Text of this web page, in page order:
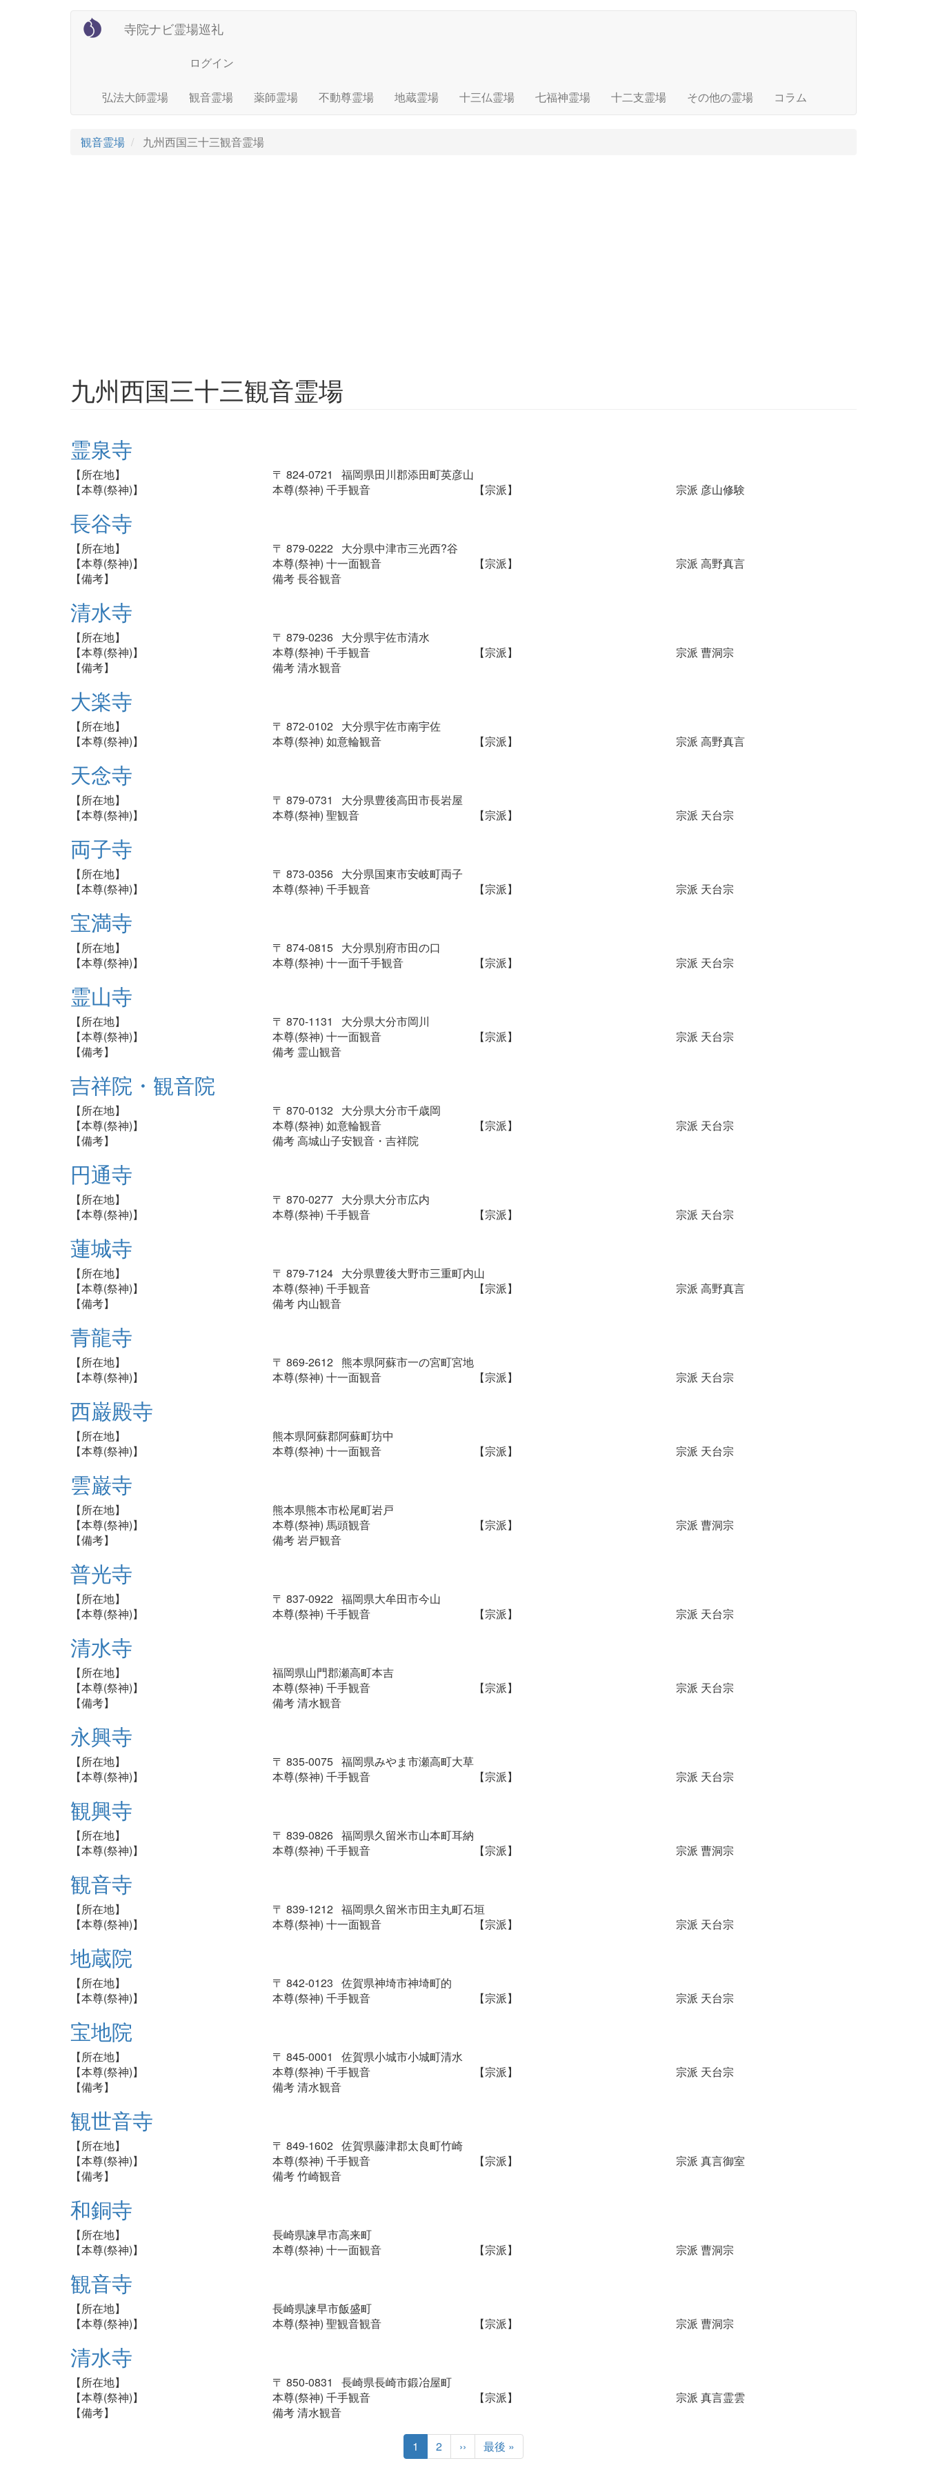
寺院ナビ霊場巡礼
User
account
ログイン
Main
navigation
弘法大師霊場 観音霊場 薬師霊場 不動尊霊場 地蔵霊場 十三仏霊場 七福神霊場 十二支霊場 その他の霊場 コラム
観音霊場 九州西国三十三観音霊場
九州西国三十三観音霊場
霊泉寺
【所在地】
〒 824-0721 福岡県田川郡添田町英彦山
【本尊(祭神)】
本尊(祭神) 千手観音 【宗派】 宗派 彦山修験
長谷寺
【所在地】
〒 879-0222 大分県中津市三光西?谷
【本尊(祭神)】
本尊(祭神) 十一面観音 【宗派】
宗派 高野真言
【備考】
備考 長谷観音
清水寺
【所在地】
〒 879-0236 大分県宇佐市清水
【本尊(祭神)】
本尊(祭神) 千手観音 【宗派】
宗派 曹洞宗
【備考】
備考 清水観音
大楽寺
【所在地】
〒 872-0102 大分県宇佐市南宇佐
【本尊(祭神)】
本尊(祭神) 如意輪観音 【宗派】 宗派 高野真言
天念寺
【所在地】
〒 879-0731 大分県豊後高田市長岩屋
【本尊(祭神)】
本尊(祭神) 聖観音 【宗派】 宗派 天台宗
両子寺
【所在地】
〒 873-0356 大分県国東市安岐町両子
【本尊(祭神)】
本尊(祭神) 千手観音 【宗派】 宗派 天台宗
宝満寺
【所在地】
〒 874-0815 大分県別府市田の口
【本尊(祭神)】
本尊(祭神) 十一面千手観音 【宗派】 宗派 天台宗
霊山寺
【所在地】
〒 870-1131 大分県大分市岡川
【本尊(祭神)】
本尊(祭神) 十一面観音 【宗派】
宗派 天台宗
【備考】
備考 霊山観音
吉祥院・観音院
【所在地】
〒 870-0132 大分県大分市千歳岡
【本尊(祭神)】
本尊(祭神) 如意輪観音 【宗派】
宗派 天台宗
【備考】
備考 高城山子安観音・吉祥院
円通寺
【所在地】
〒 870-0277 大分県大分市広内
【本尊(祭神)】
本尊(祭神) 千手観音 【宗派】 宗派 天台宗
蓮城寺
【所在地】
〒 879-7124 大分県豊後大野市三重町内山
【本尊(祭神)】
本尊(祭神) 千手観音 【宗派】
宗派 高野真言
【備考】
備考 内山観音
青龍寺
【所在地】
〒 869-2612 熊本県阿蘇市一の宮町宮地
【本尊(祭神)】
本尊(祭神) 十一面観音 【宗派】 宗派 天台宗
西巌殿寺
【所在地】
熊本県阿蘇郡阿蘇町坊中
【本尊(祭神)】
本尊(祭神) 十一面観音 【宗派】 宗派 天台宗
雲巌寺
【所在地】
熊本県熊本市松尾町岩戸
【本尊(祭神)】
本尊(祭神) 馬頭観音 【宗派】
宗派 曹洞宗
【備考】
備考 岩戸観音
普光寺
【所在地】
〒 837-0922 福岡県大牟田市今山
【本尊(祭神)】
本尊(祭神) 千手観音 【宗派】 宗派 天台宗
清水寺
【所在地】
福岡県山門郡瀬高町本吉
【本尊(祭神)】
本尊(祭神) 千手観音 【宗派】
宗派 天台宗
【備考】
備考 清水観音
永興寺
【所在地】
〒 835-0075 福岡県みやま市瀬高町大草
【本尊(祭神)】
本尊(祭神) 千手観音 【宗派】 宗派 天台宗
観興寺
【所在地】
〒 839-0826 福岡県久留米市山本町耳納
【本尊(祭神)】
本尊(祭神) 千手観音 【宗派】 宗派 曹洞宗
観音寺
【所在地】
〒 839-1212 福岡県久留米市田主丸町石垣
【本尊(祭神)】
本尊(祭神) 十一面観音 【宗派】 宗派 天台宗
地蔵院
【所在地】
〒 842-0123 佐賀県神埼市神埼町的
【本尊(祭神)】
本尊(祭神) 千手観音 【宗派】 宗派 天台宗
宝地院
【所在地】
〒 845-0001 佐賀県小城市小城町清水
【本尊(祭神)】
本尊(祭神) 千手観音 【宗派】
宗派 天台宗
【備考】
備考 清水観音
観世音寺
【所在地】
〒 849-1602 佐賀県藤津郡太良町竹崎
【本尊(祭神)】
本尊(祭神) 千手観音 【宗派】
宗派 真言御室
【備考】
備考 竹崎観音
和銅寺
【所在地】
長崎県諫早市高来町
【本尊(祭神)】
本尊(祭神) 十一面観音 【宗派】 宗派 曹洞宗
観音寺
【所在地】
長崎県諫早市飯盛町
【本尊(祭神)】
本尊(祭神) 聖観音観音 【宗派】 宗派 曹洞宗
清水寺
【所在地】
〒 850-0831 長崎県長崎市鍛冶屋町
【本尊(祭神)】
本尊(祭神) 千手観音 【宗派】
宗派 真言霊雲
【備考】
備考 清水観音
カ
レ
1
ペ
ー
2
次
ペ
››
最
終
最後 »